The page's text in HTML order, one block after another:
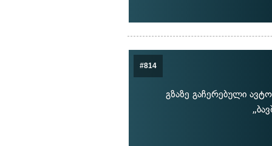
#814
გზაზე გაჩერებული